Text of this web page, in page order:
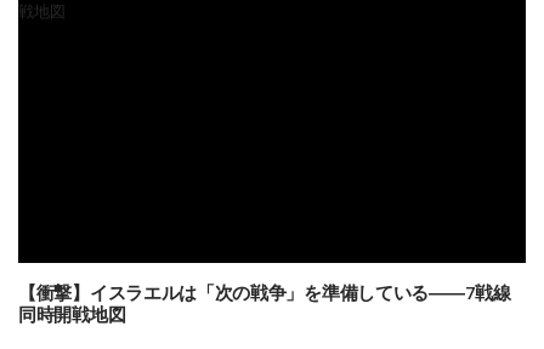
【衝撃】イスラエルは「次の戦争」を準備している――7戦線
同時開戦地図